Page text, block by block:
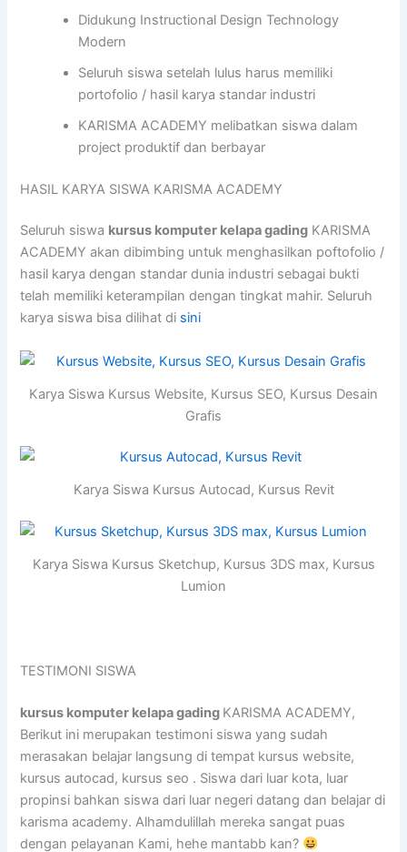
Didukung Instructional Design Technology
Modern
Seluruh siswa setelah lulus harus memiliki
portofolio / hasil karya standar industri
KARISMA ACADEMY melibatkan siswa dalam
project produktif dan berbayar
HASIL KARYA SISWA KARISMA ACADEMY
Seluruh siswa kursus komputer kelapa gading KARISMA
ACADEMY akan dibimbing untuk menghasilkan poftofolio /
hasil karya dengan standar dunia industri sebagai bukti
telah memiliki keterampilan dengan tingkat mahir. Seluruh
karya siswa bisa dilihat di sini
Karya Siswa Kursus Website, Kursus SEO, Kursus Desain
Grafis
Karya Siswa Kursus Autocad, Kursus Revit
Karya Siswa Kursus Sketchup, Kursus 3DS max, Kursus
Lumion
TESTIMONI SISWA
kursus komputer kelapa gading KARISMA ACADEMY,
Berikut ini merupakan testimoni siswa yang sudah
merasakan belajar langsung di tempat kursus website,
kursus autocad, kursus seo . Siswa dari luar kota, luar
propinsi bahkan siswa dari luar negeri datang dan belajar di
karisma academy. Alhamdulillah mereka sangat puas
dengan pelayanan Kami, hehe mantabb kan?